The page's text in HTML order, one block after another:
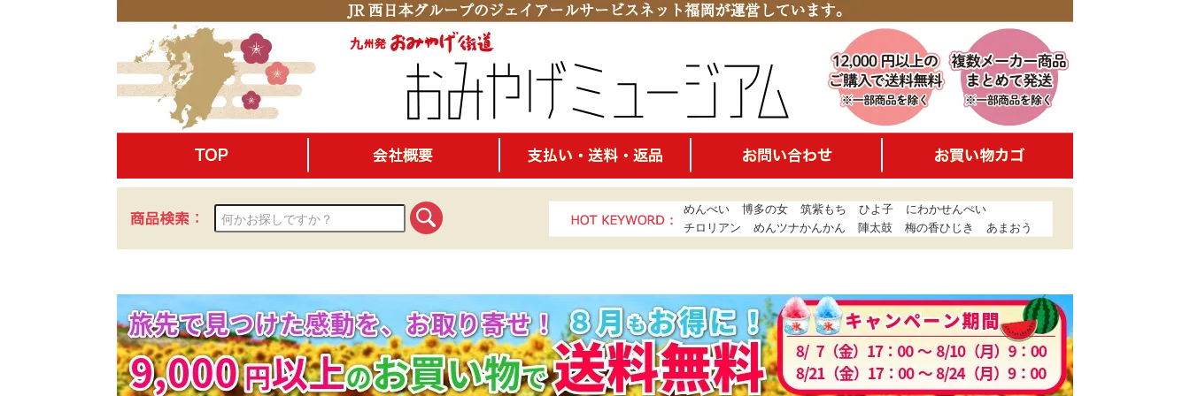
めんべい 博多の女 筑紫もち ひよ子
にわかせんぺい
チロリアン
めんツナかんかん 陣太鼓 梅の香ひじき あまおう